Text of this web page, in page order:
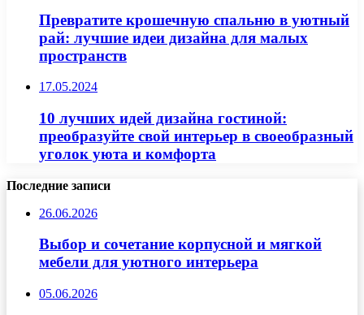
Превратите крошечную спальню в уютный
рай: лучшие идеи дизайна для малых
пространств
17.05.2024
10 лучших идей дизайна гостиной:
преобразуйте свой интерьер в своеобразный
уголок уюта и комфорта
Последние записи
26.06.2026
Выбор и сочетание корпусной и мягкой
мебели для уютного интерьера
05.06.2026